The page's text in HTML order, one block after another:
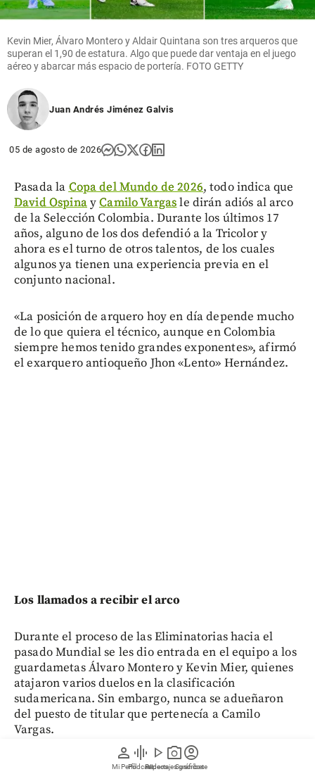
person
Mi Perfil
graphic_eq
Pódcast
play_arrow
Videos
photo_camera
Reportajes gráficos
account_circle
Suscríbete
Kevin Mier, Álvaro Montero y Aldair Quintana son tres arqueros que
superan el 1,90 de estatura. Algo que puede dar ventaja en el juego
aéreo y abarcar más espacio de portería. FOTO GETTY
Juan Andrés Jiménez Galvis
05 de agosto de 2026
Pasada la Copa del Mundo de 2026, todo indica que
David OspinayCamilo Vargasle dirán adiós al arco
de la Selección Colombia. Durante los últimos 17
años, alguno de los dos defendió a la Tricolor y
ahora es el turno de otros talentos, de los cuales
algunos ya tienen una experiencia previa en el
conjunto nacional.
«La posición de arquero hoy en día depende mucho
de lo que quiera el técnico, aunque en Colombia
siempre hemos tenido grandes exponentes», afirmó
el exarquero antioqueño Jhon «Lento» Hernández.
Los llamados a recibir el arco
Durante el proceso de las Eliminatorias hacia el
pasado Mundial se les dio entrada en el equipo a los
guardametas Álvaro Montero y Kevin Mier, quienes
atajaron varios duelos en la clasificación
sudamericana. Sin embargo, nunca se adueñaron
del puesto de titular que pertenecía a Camilo
Vargas.
Montero dio un paso enorme en su carrera este año